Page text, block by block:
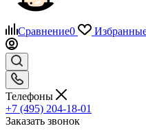
Сравнение0
Телефоны
+7 (495) 204-18-01
Заказать звонок